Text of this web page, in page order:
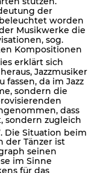
der
worden
Musikwerke die
sog.
Kompositionen
erklärt sich
Jazzmusiker
da im Jazz
sondern die
dass
sondern zugleich
. Die Situation beim
der Tänzer ist
seinen
im Sinne
für das